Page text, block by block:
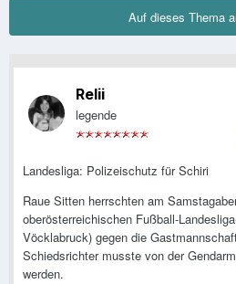
Auf dieses Thema
Relii
legende
Landesliga: Polizeischutz für Schiri
Raue Sitten herrschten am
oberösterreichischen Fußball-
Vöcklabruck) gegen die
Schiedsrichter musste von der
werden.